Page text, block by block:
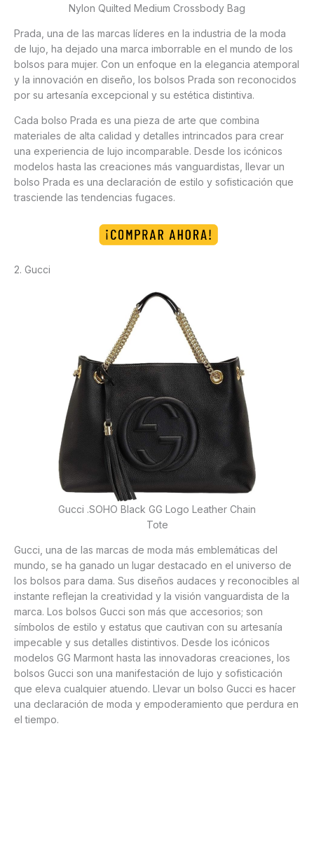
Nylon Quilted Medium Crossbody Bag
Prada, una de las marcas líderes en la industria de la moda
de lujo, ha dejado una marca imborrable en el mundo de los
bolsos para mujer. Con un enfoque en la elegancia atemporal
y la innovación en diseño, los bolsos Prada son reconocidos
por su artesanía excepcional y su estética distintiva.
Cada bolso Prada es una pieza de arte que combina
materiales de alta calidad y detalles intrincados para crear
una experiencia de lujo incomparable. Desde los icónicos
modelos hasta las creaciones más vanguardistas, llevar un
bolso Prada es una declaración de estilo y sofisticación que
trasciende las tendencias fugaces.
2. Gucci
Gucci .SOHO Black GG Logo Leather Chain
Tote
Gucci, una de las marcas de moda más emblemáticas del
mundo, se ha ganado un lugar destacado en el universo de
los bolsos para dama. Sus diseños audaces y reconocibles al
instante reflejan la creatividad y la visión vanguardista de la
marca. Los bolsos Gucci son más que accesorios; son
símbolos de estilo y estatus que cautivan con su artesanía
impecable y sus detalles distintivos. Desde los icónicos
modelos GG Marmont hasta las innovadoras creaciones, los
bolsos Gucci son una manifestación de lujo y sofisticación
que eleva cualquier atuendo. Llevar un bolso Gucci es hacer
una declaración de moda y empoderamiento que perdura en
el tiempo.